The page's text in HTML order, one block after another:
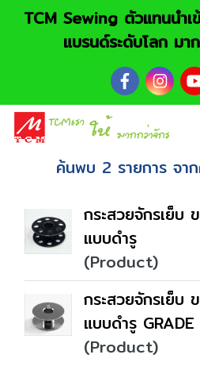
TCM Sewing ตัวแทนนำเ
แบรนด์ระดับโลก มา
ค้นพบ 2 รายการ จา
กระสวยจักรเย็บ
แบบดำรู
(Product)
กระสวยจักรเย็บ
แบบดำรู
(Product)